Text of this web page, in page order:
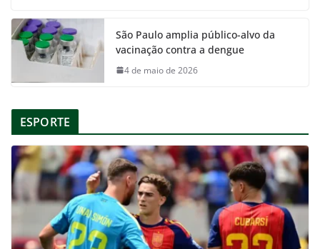
São Paulo amplia público-alvo da
vacinação contra a dengue
4 de maio de 2026
ESPORTE